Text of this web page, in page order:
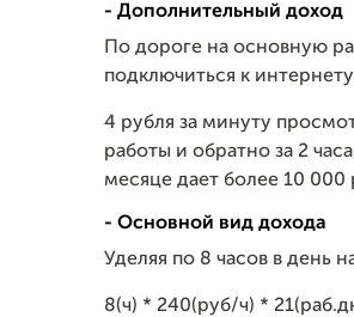
- Дополнительный доход
По дороге на основную
подключиться к
4 рубля за минуту
работы и обратно за 2
месяце дает более 10
- Основной вид дохода
Уделяя по 8 часов в день
8(ч) * 240(руб/ч) *